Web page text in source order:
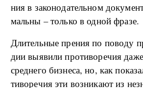
ния в за­ко­но­да­тель­ном
маль­ны – толь­ко в од­ной фра­зе.
Дли­тель­ные пре­ния по по­во­ду
дии вы­яви­ли про­ти­во­ре­чия
сред­не­го биз­не­са, но, как
ти­во­ре­чия эти воз­ни­ка­ют из